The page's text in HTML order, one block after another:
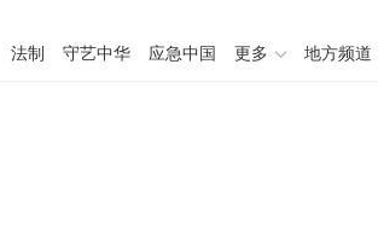
法制 守艺中华 应急中国 更多 地方频道